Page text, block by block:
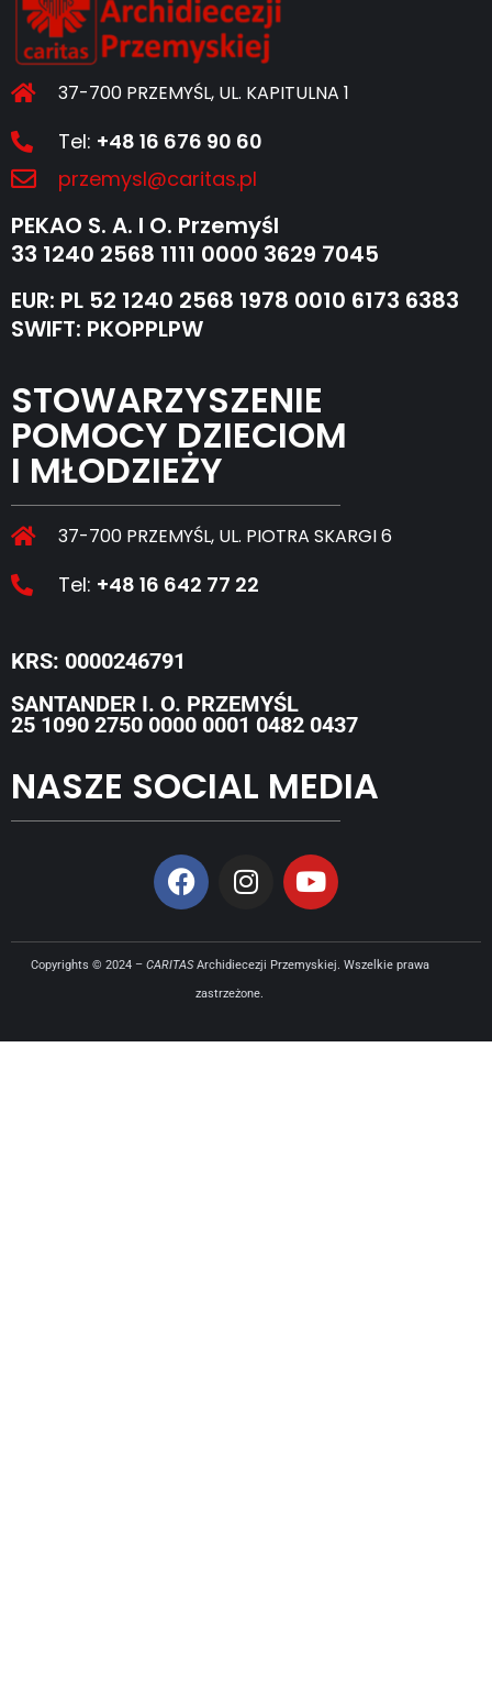
37-700 PRZEMYŚL, UL. KAPITULNA 1
Tel: +48 16 676 90 60
przemysl@caritas.pl
PEKAO S. A. I O. Przemyśl
33 1240 2568 1111 0000 3629 7045
EUR: PL 52 1240 2568 1978 0010 6173 6383
SWIFT: PKOPPLPW
STOWARZYSZENIE
POMOCY DZIECIOM
I MŁODZIEŻY
37-700 PRZEMYŚL, UL. PIOTRA SKARGI 6
Tel: +48 16 642 77 22
KRS: 0000246791
SANTANDER I. O. PRZEMYŚL
25 1090 2750 0000 0001 0482 0437
NASZE SOCIAL MEDIA
Copyrights © 2024 – CARITASArchidiecezji Przemyskiej. Wszelkie prawa
zastrzeżone.